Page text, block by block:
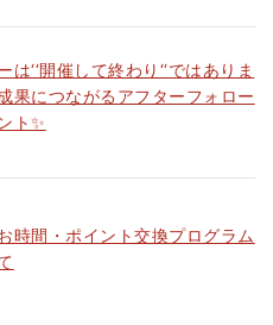
は‘‘開催して終わり‘‘ではありま
果につながるアフターフォロー
ト✨
時間・ポイント交換プログラム